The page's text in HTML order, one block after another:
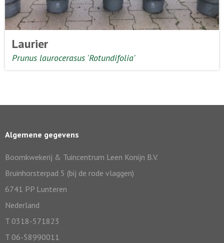
Laurier
Prunus laurocerasus 'Rotundifolia'
Algemene gegevens
Boomkwekerij & Tuincentrum Leen Konijn B.V.
Bruinhorsterpad 5 (bij de rode vlaggen)
6741 PP Lunteren
Nederland
T 0318-571823
T 06-58990011